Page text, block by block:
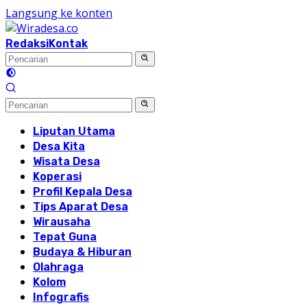
Langsung ke konten
RedaksiKontak
Liputan Utama
Desa Kita
Wisata Desa
Koperasi
Profil Kepala Desa
Tips Aparat Desa
Wirausaha
Tepat Guna
Budaya & Hiburan
Olahraga
Kolom
Infografis